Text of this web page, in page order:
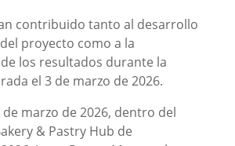
contribuido tanto al desarrollo
proyecto como a la
los resultados durante la
el 3 de marzo de 2026.
marzo de 2026, dentro del
& Pastry Hub de